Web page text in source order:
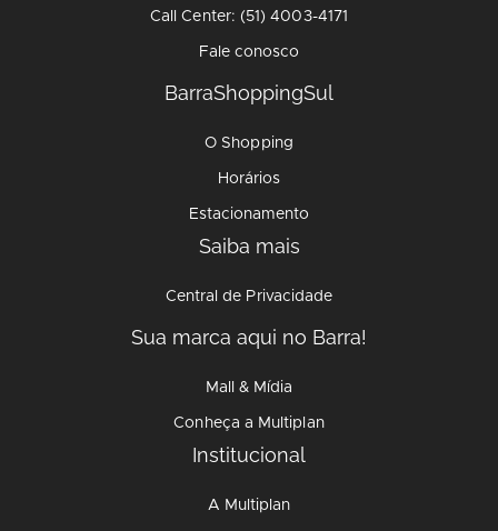
Call Center: (51) 4003-4171
Fale conosco
BarraShoppingSul
O Shopping
Horários
Estacionamento
Saiba mais
Central de Privacidade
Sua marca aqui no Barra!
Mall & Mídia
Conheça a Multiplan
Institucional
A Multiplan